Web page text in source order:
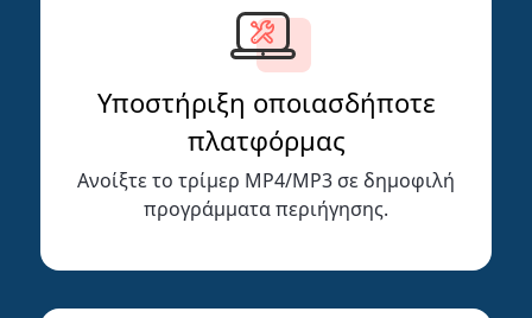
Υποστήριξη οποιασδήποτε
πλατφόρμας
Ανοίξτε το τρίμερ MP4/MP3 σε δημοφιλή
προγράμματα περιήγησης.